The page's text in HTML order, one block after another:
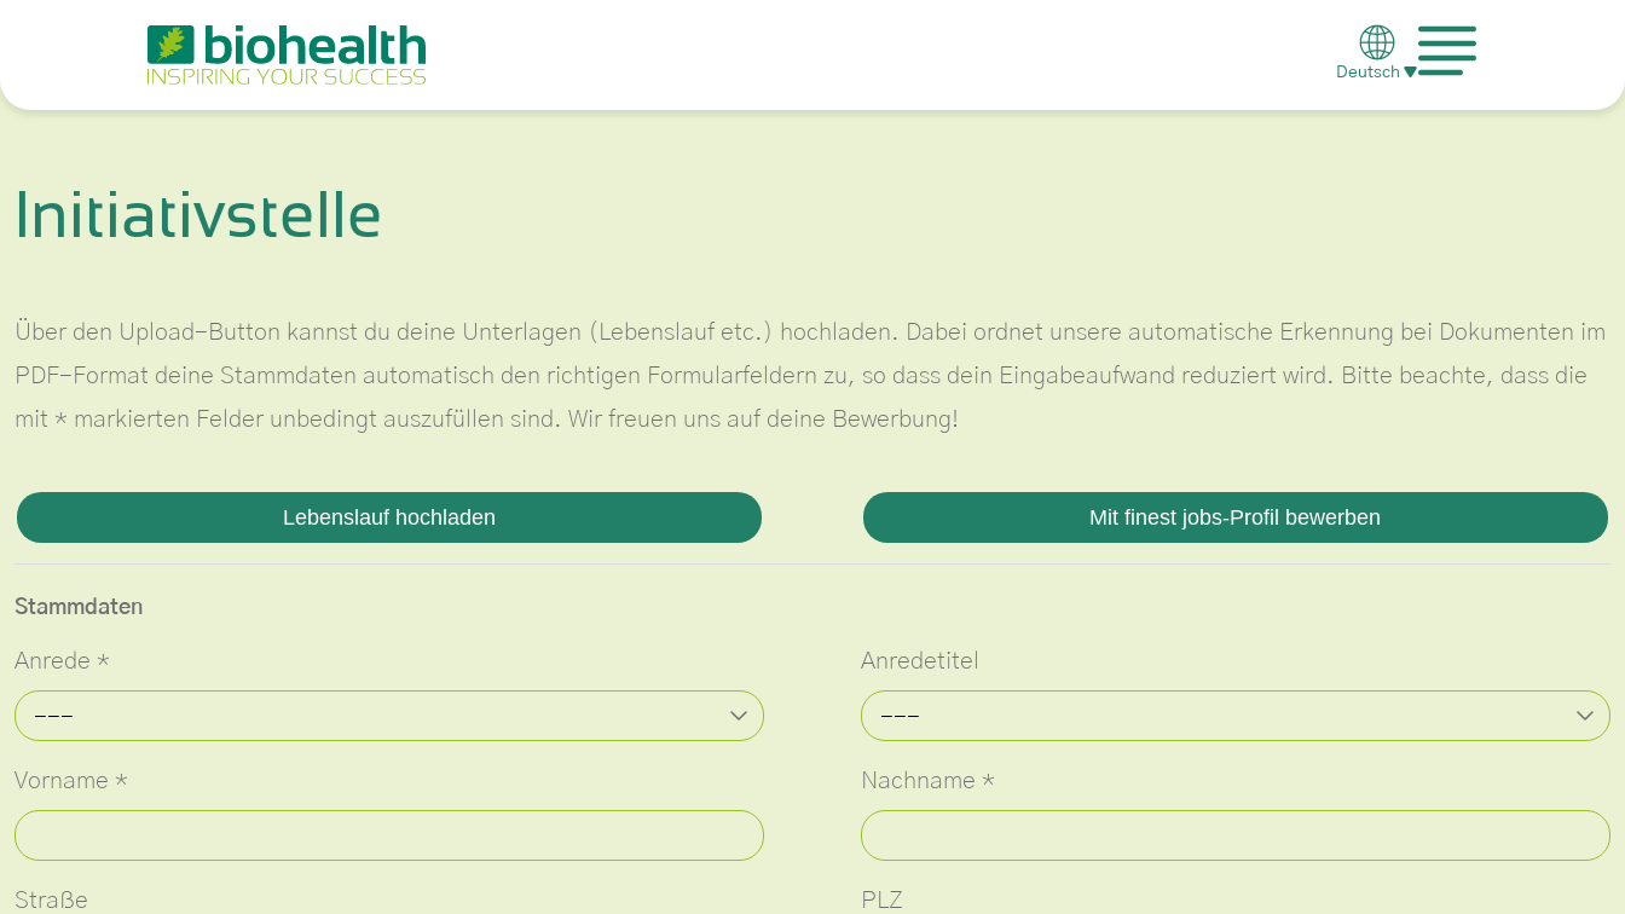
Deutsch
Initiativstelle
Über den Upload-Button kannst du deine Unterlagen (Lebenslauf etc.) hochladen. Dabei ordnet unsere automatische Erkennung bei Dokumenten im
PDF-Format deine Stammdaten automatisch den richtigen Formularfeldern zu, so dass dein Eingabeaufwand reduziert wird. Bitte beachte, dass die
mit * markierten Felder unbedingt auszufüllen sind. Wir freuen uns auf deine Bewerbung!
Lebenslauf hochladen Mit finest jobs-Profil bewerben
Stammdaten
Anrede *
---
Anredetitel
---
Vorname * Nachname *
Straße PLZ